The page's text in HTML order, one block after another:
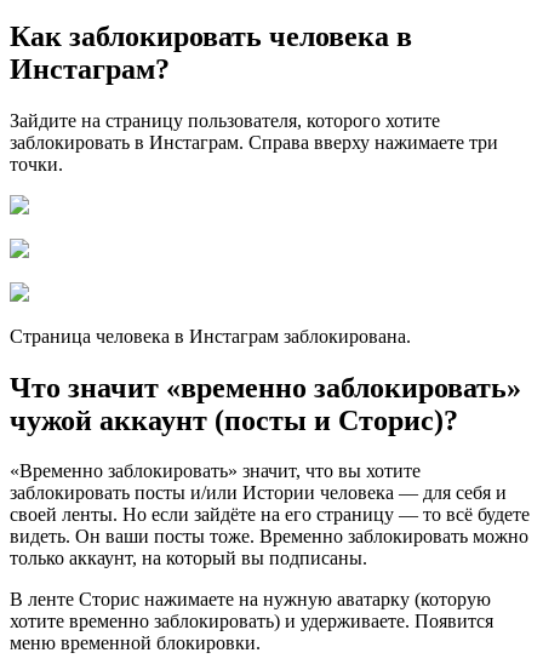
Как заблокировать человека в
Инстаграм?
Зайдите на страницу пользователя, которого хотите
заблокировать в Инстаграм. Справа вверху нажимаете три
точки.
Страница человека в Инстаграм заблокирована.
Что значит «временно заблокировать»
чужой аккаунт (посты и Сторис)?
«Временно заблокировать» значит, что вы хотите
заблокировать посты и/или Истории человека — для себя и
своей ленты. Но если зайдёте на его страницу — то всё будете
видеть. Он ваши посты тоже. Временно заблокировать можно
только аккаунт, на который вы подписаны.
В ленте Сторис нажимаете на нужную аватарку (которую
хотите временно заблокировать) и удерживаете. Появится
меню временной блокировки.